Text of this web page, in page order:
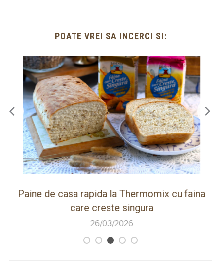
POATE VREI SA INCERCI SI:
Paine de casa rapida la Thermomix cu faina
care creste singura
26/03/2026